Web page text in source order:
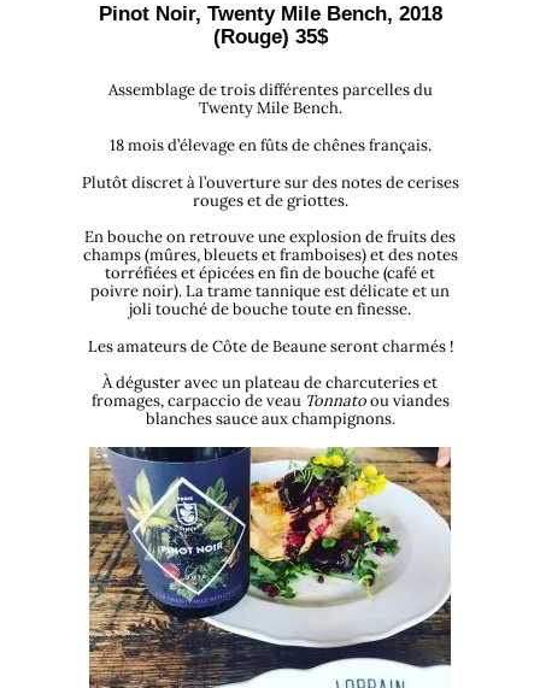
Pinot Noir, Twenty Mile Bench, 2018
(Rouge) 35$
Assemblage de trois différentes parcelles du
Twenty Mile Bench.
18 mois d’élevage en fûts de chênes français.
Plutôt discret à l’ouverture sur des notes de cerises
rouges et de griottes.
En bouche on retrouve une explosion de fruits des
champs (mûres, bleuets et framboises) et des notes
torréfiées et épicées en fin de bouche (café et
poivre noir). La trame tannique est délicate et un
joli touché de bouche toute en finesse.
Les amateurs de Côte de Beaune seront charmés !
À déguster avec un plateau de charcuteries et
fromages, carpaccio de veau Tonnatoou viandes
blanches sauce aux champignons.